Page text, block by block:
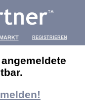
REGISTRIEREN